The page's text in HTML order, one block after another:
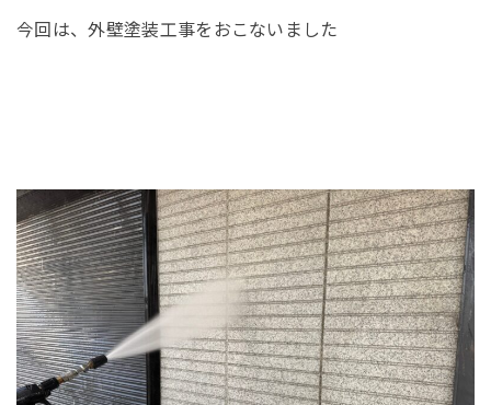
今回は、外壁塗装工事をおこないました